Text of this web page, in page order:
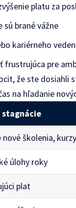
platu za
sú brané vážne
kariérneho
frustrujúca pre
že ste dosiahli
na hľadanie
stagnácie
nové školenia, kurzy
úlohy roky
plat